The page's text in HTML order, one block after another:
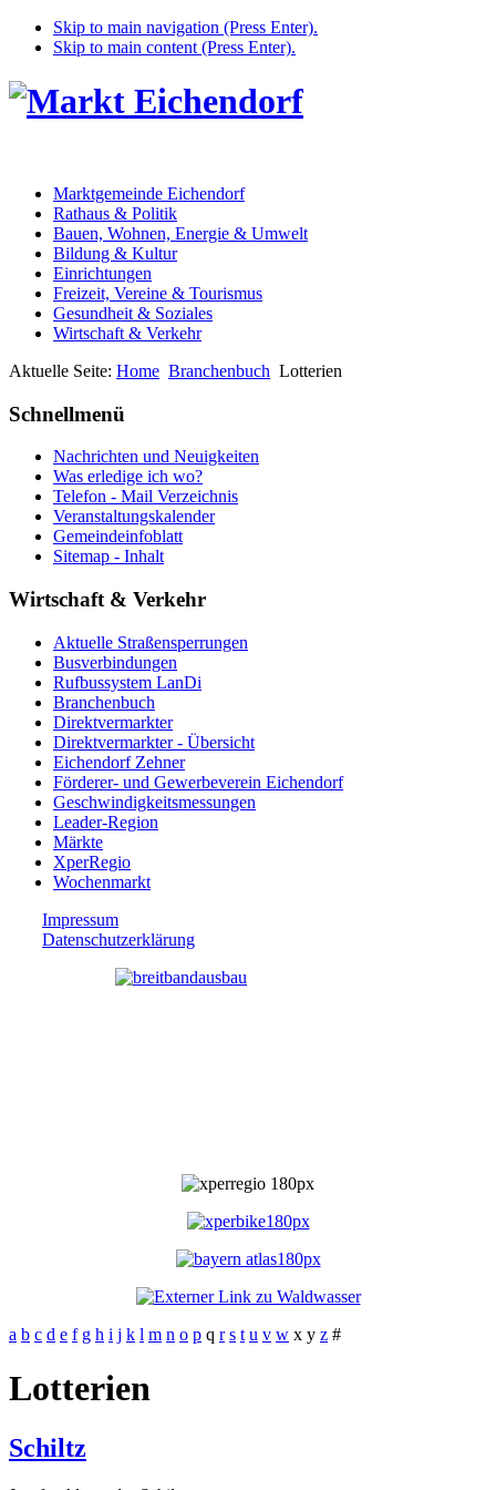
Skip to main navigation (Press Enter).
Skip to main content (Press Enter).
Marktgemeinde Eichendorf
Rathaus & Politik
Bauen, Wohnen, Energie & Umwelt
Bildung & Kultur
Einrichtungen
Freizeit, Vereine & Tourismus
Gesundheit & Soziales
Wirtschaft & Verkehr
Aktuelle Seite: Home Branchenbuch Lotterien
Schnellmenü
Nachrichten und Neuigkeiten
Was erledige ich wo?
Telefon - Mail Verzeichnis
Veranstaltungskalender
Gemeindeinfoblatt
Sitemap - Inhalt
Wirtschaft & Verkehr
Aktuelle Straßensperrungen
Busverbindungen
Rufbussystem LanDi
Branchenbuch
Direktvermarkter
Direktvermarkter - Übersicht
Eichendorf Zehner
Förderer- und Gewerbeverein Eichendorf
Geschwindigkeitsmessungen
Leader-Region
Märkte
XperRegio
Wochenmarkt
Impressum
Datenschutzerklärung
a b c d e f g h i j k l m n o p q r s t u v w x y z #
Lotterien
Schiltz